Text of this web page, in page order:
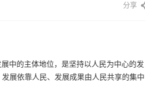
分享
中的主体地位，是坚持以人民为中心的发
展依靠人民、发展成果由人民共享的集中